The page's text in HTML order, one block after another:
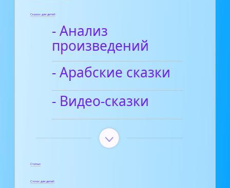
Сказки для детей
- Анализ
произведений
- Арабские сказки
- Видео-сказки
Статьи
Стихи для детей